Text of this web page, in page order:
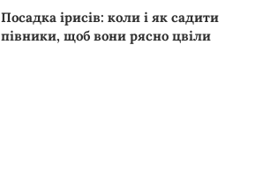
Посадка ірисів: коли і як садити
півники, щоб вони рясно цвіли